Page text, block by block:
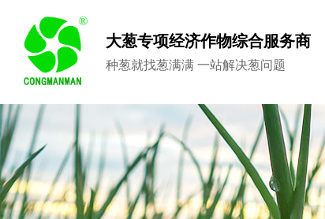
大葱专项经济作物综合服务商
种葱就找葱满满 一站解决葱问题